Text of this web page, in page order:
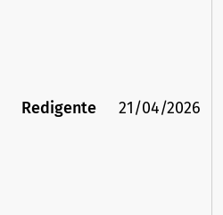
Redigente 21/04/2026